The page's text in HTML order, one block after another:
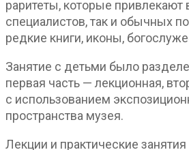
раритеты, которые привлекают
специалистов, так и обычных
редкие книги, иконы,
Занятие с детьми было
первая часть — лекционная,
с использованием
пространства музея.
Лекции и практические